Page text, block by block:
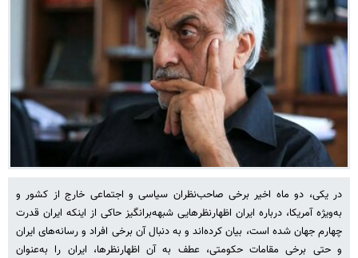
در یکی، دو ماه اخیر برخی صاحب‌نظران سیاسی و اجتماعی خارج از کشور و
به‌ویژه آمریکا، درباره ایران اظهارنظرهایی شبهه‌برانگیز حاکی از اینکه ایران قدرت
چهارم جهان شده است، بیان کرده‌اند و به دنبال آن برخی افراد و رسانه‌های ایران
و حتی برخی مقامات حکومتی، عطف به آن اظهارنظرها، ایران را به‌عنوان